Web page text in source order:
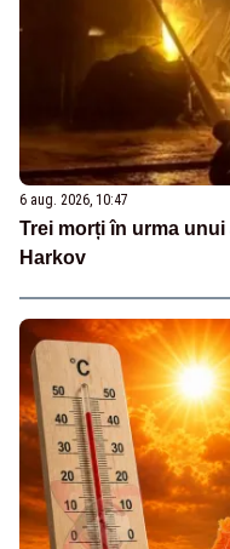
6 aug. 2026, 10:47
Trei morți în urma
Harkov